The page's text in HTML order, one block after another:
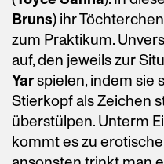
Bruns) ihr
zum Praktikum.
auf, den jeweils zur
Yarspielen, indem sie
Stierkopf als Zeichen
überstülpen. Unterm
kommt es zu